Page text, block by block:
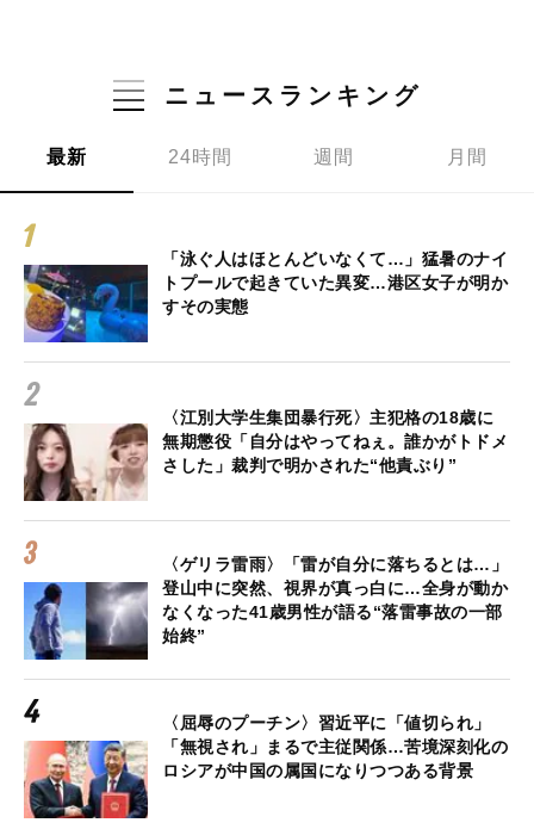
ニュースランキング
最新 24時間 週間 月間
「泳ぐ人はほとんどいなくて…」猛暑のナイ
トプールで起きていた異変…港区女子が明か
すその実態
〈江別大学生集団暴行死〉主犯格の18歳に
無期懲役「自分はやってねぇ。誰かがトドメ
さした」裁判で明かされた“他責ぶり”
〈ゲリラ雷雨〉「雷が自分に落ちるとは…」
登山中に突然、視界が真っ白に…全身が動か
なくなった41歳男性が語る“落雷事故の一部
始終”
〈屈辱のプーチン〉習近平に「値切られ」
「無視され」まるで主従関係…苦境深刻化の
ロシアが中国の属国になりつつある背景